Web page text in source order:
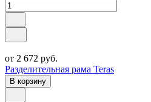
от 2 672 руб.
Разделительная рама Teras
В корзину